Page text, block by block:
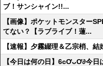
ブ！サンシャイン!!...
【画像】ポケットモンスター
てない？【ラブライブ！蓮...
【速報】夕霧綴理＆乙宗梢、結
【今日は何の日】6cƠᴗƠ∂今